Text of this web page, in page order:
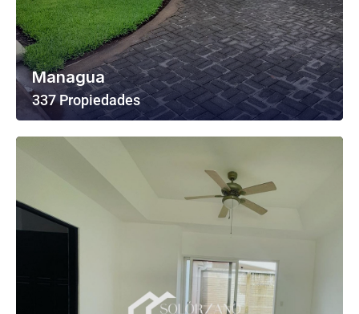
Managua
337 Propiedades
Ver Todas Las Propiedades